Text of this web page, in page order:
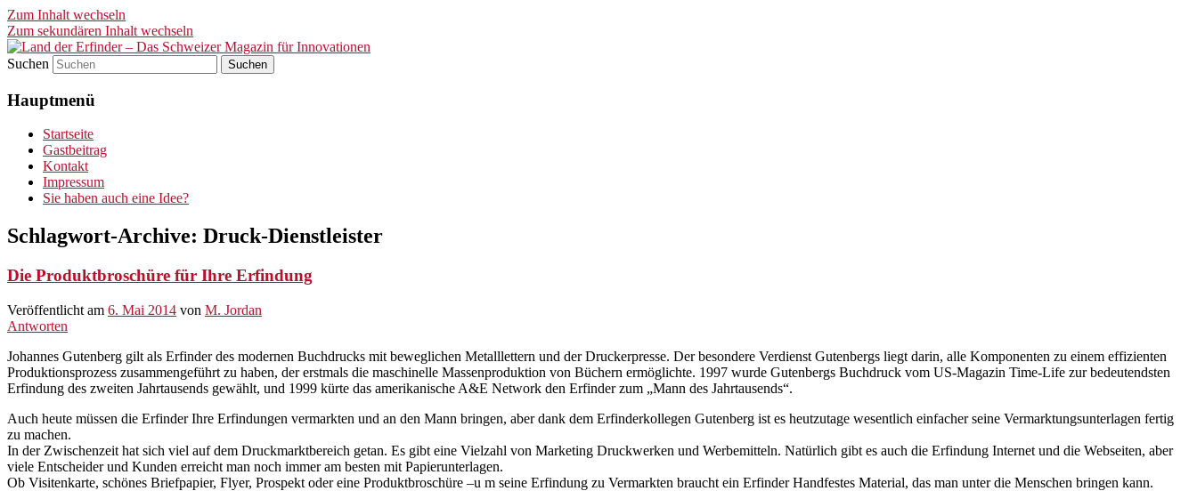
Zum Inhalt wechseln
Zum sekundären Inhalt wechseln
Land der Erfinder – Das Schweizer Magazin für Innovationen
Suchen
Hauptmenü
Startseite
Gastbeitrag
Kontakt
Impressum
Sie haben auch eine Idee?
Schlagwort-Archive: Druck-Dienstleister
Die Produktbroschüre für Ihre Erfindung
Veröffentlicht am 6. Mai 2014 von M. Jordan
Antworten
Johannes Gutenberg gilt als Erfinder des modernen Buchdrucks mit beweglichen Metalllettern und der Druckerpresse. Der besondere Verdienst Gutenbergs liegt darin, alle Komponenten zu einem effizienten
Produktionsprozess zusammengeführt zu haben, der erstmals die maschinelle Massenproduktion von Büchern ermöglichte. 1997 wurde Gutenbergs Buchdruck vom US-Magazin Time-Life zur bedeutendsten
Erfindung des zweiten Jahrtausends gewählt, und 1999 kürte das amerikanische A&E Network den Erfinder zum „Mann des Jahrtausends“.
Auch heute müssen die Erfinder Ihre Erfindungen vermarkten und an den Mann bringen, aber dank dem Erfinderkollegen Gutenberg ist es heutzutage wesentlich einfacher seine Vermarktungsunterlagen fertig
zu machen.
In der Zwischenzeit hat sich viel auf dem Druckmarktbereich getan. Es gibt eine Vielzahl von Marketing Druckwerken und Werbemitteln. Natürlich gibt es auch die Erfindung Internet und die Webseiten, aber
viele Entscheider und Kunden erreicht man noch immer am besten mit Papierunterlagen.
Ob Visitenkarte, schönes Briefpapier, Flyer, Prospekt oder eine Produktbroschüre –u m seine Erfindung zu Vermarkten braucht ein Erfinder Handfestes Material, das man unter die Menschen bringen kann.